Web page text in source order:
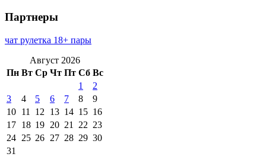
Партнеры
чат рулетка 18+ пары
Август 2026
Пн Вт Ср Чт Пт Сб Вс
1
2
3
4 5 6 7 8
9
10 11 12 13 14 15 16
17 18 19 20 21 22 23
24 25 26 27 28 29 30
31